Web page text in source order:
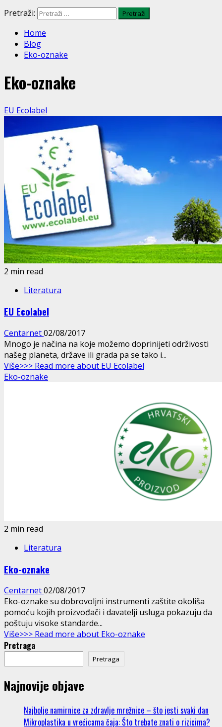
Pretraži:
Home
Blog
Eko-oznake
Eko-oznake
EU Ecolabel
2 min read
Literatura
EU Ecolabel
Centarnet02/08/2017
Mnogo je načina na koje možemo doprinijeti održivosti
našeg planeta, države ili grada pa se tako i...
Više>>> Read more about EU Ecolabel
Eko-oznake
2 min read
Literatura
Eko-oznake
Centarnet02/08/2017
Eko-oznake su dobrovoljni instrumenti zaštite okoliša
pomoću kojih proizvođači i davatelji usluga pokazuju da
poštuju visoke standarde...
Više>>> Read more about Eko-oznake
Pretraga
Pretraga
Najnovije objave
Najbolje namirnice za zdravlje mrežnice – što jesti svaki dan
Mikroplastika u vrećicama čaja: Što trebate znati o rizicima?